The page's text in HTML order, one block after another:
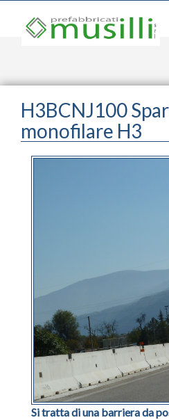
H3BCNJ100
monofilare H3
Si tratta di una barriera da